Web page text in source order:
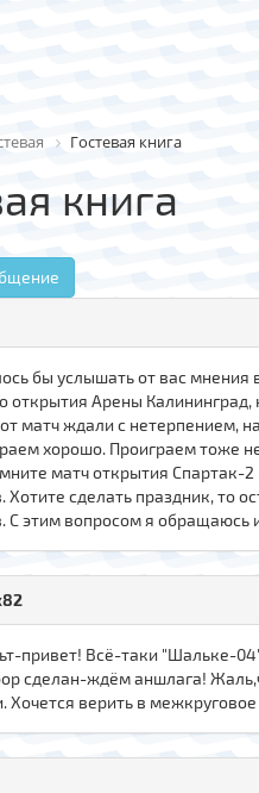
Гостевая книга
книга
бы услышать от вас мнения
открытия Арены
матч ждали с нетерпением,
хорошо. Проиграем тоже
матч открытия Спартак-
сделать праздник, то
С этим вопросом я обращаюсь
привет! Всё-таки "Шальке-
сделан-ждём аншлага!
Хочется верить в